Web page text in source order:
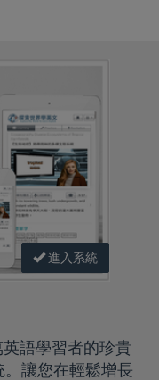
進入系統
語學習者的珍貴
讓您在輕鬆增長